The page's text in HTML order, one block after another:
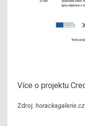
Více o projektu
Zdroj: horackagalerie.cz